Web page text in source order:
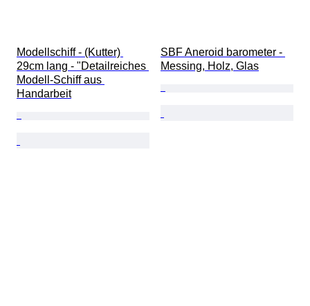
Modellschiff - (Kutter)
29cm lang - "Detailreiches
Modell-Schiff aus
Handarbeit
SBF Aneroid barometer -
Messing, Holz, Glas